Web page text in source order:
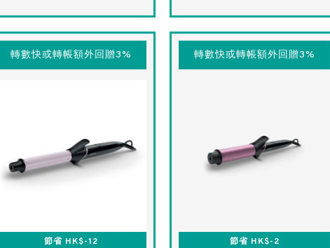
轉數快或轉帳額外回贈3%
節省 HK$-12
轉數快或轉帳額外回贈3%
節省 HK$-2